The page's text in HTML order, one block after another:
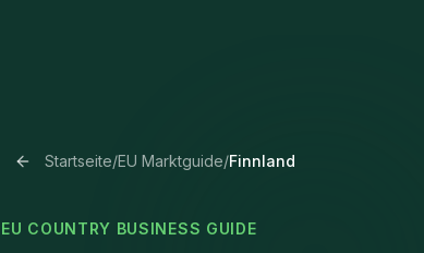
Startseite/EU Marktguide/Finnland
EU COUNTRY BUSINESS GUIDE